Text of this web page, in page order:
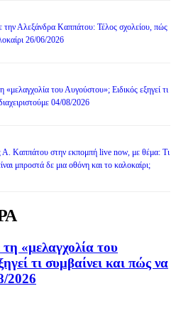
Αλεξάνδρα Καππάτου: Τέλος σχολείου, πώς
26/06/2026
«μελαγχολία του Αυγούστου»; Ειδικός εξηγεί τι
04/08/2026
Καππάτου στην εκπομπή live now, με θέμα: Τι
μπροστά δε μια οθόνη και το καλοκαίρι;
«μελαγχολία του
τι συμβαίνει και πώς να
2026